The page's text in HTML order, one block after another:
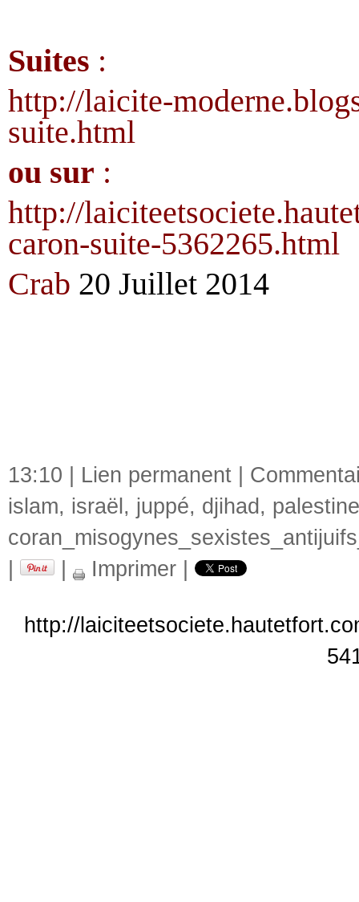
Suites :
http://laicite-
suite.html
ou sur :
http://
caron-suite-5362265.html
Crab 20 Juillet 2014
13:10 | Lien permanent
islam, israël , juppé, djihad , palestine
Imprimer
http://